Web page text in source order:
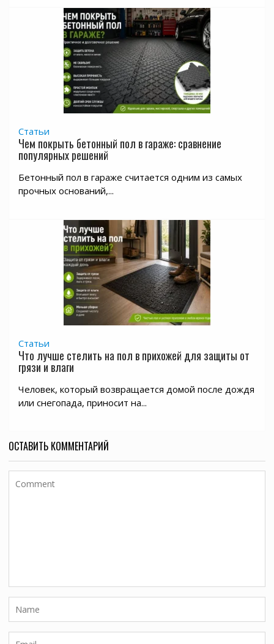
Статьи
Чем покрыть бетонный пол в гараже: сравнение
популярных решений
Бетонный пол в гараже считается одним из самых
прочных оснований,...
Статьи
Что лучше стелить на пол в прихожей для защиты от
грязи и влаги
Человек, который возвращается домой после дождя
или снегопада, приносит на...
ОСТАВИТЬ КОММЕНТАРИЙ